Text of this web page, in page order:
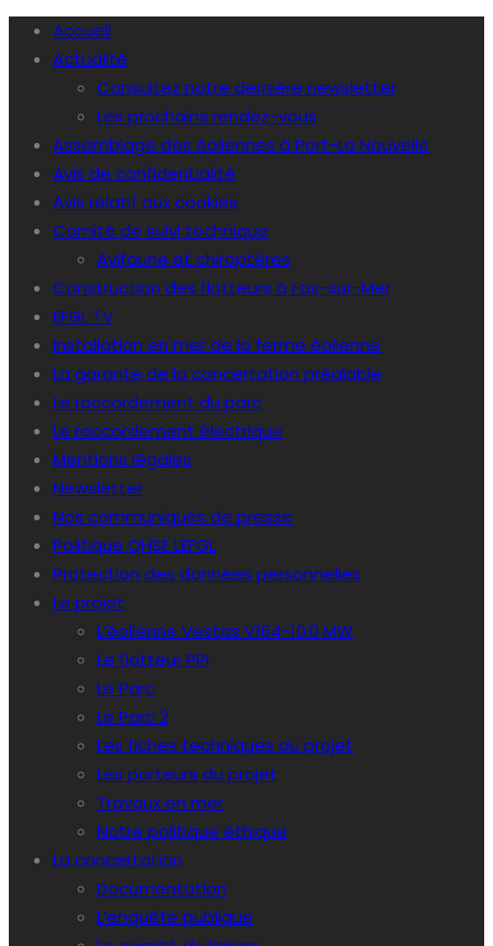
Accueil
Actualité
Consultez notre dernière newsletter
Les prochains rendez-vous
Assemblage des éoliennes à Port-La Nouvelle
Avis de confidentialité
Avis relatif aux cookies
Comité de suivi technique
Avifaune et chiroptères
Construction des flotteurs à Fos-sur-Mer
EFGL TV
Installation en mer de la ferme éolienne
La garante de la concertation préalable
Le raccordement du parc
Le raccordement électrique
Mentions légales
Newsletter
Nos communiqués de presse
Politique QHSE LEFGL
Protection des données personnelles
Le projet
L’éolienne Vestas V164-10.0 MW
Le flotteur PPI
Le Parc
Le Parc 2
Les fiches techniques du projet
Les porteurs du projet
Travaux en mer
Notre politique éthique
La concertation
Documentation
L’enquête publique